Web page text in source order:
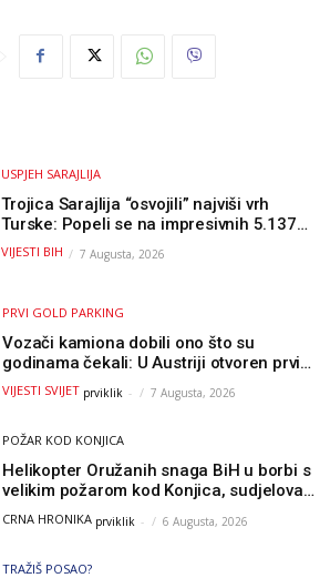
USPJEH SARAJLIJA
Trojica Sarajlija “osvojili” najviši vrh
Turske: Popeli se na impresivnih 5.137
metara
VIJESTI BIH 7 Augusta, 2026
PRVI GOLD PARKING
Vozači kamiona dobili ono što su
godinama čekali: U Austriji otvoren prvi
GOLD sigurni parking
VIJESTI SVIJET prviklik - 7 Augusta, 2026
POŽAR KOD KONJICA
Helikopter Oružanih snaga BiH u borbi s
velikim požarom kod Konjica, sudjelovao
i Air Tractor
CRNA HRONIKA prviklik - 6 Augusta, 2026
TRAŽIŠ POSAO?